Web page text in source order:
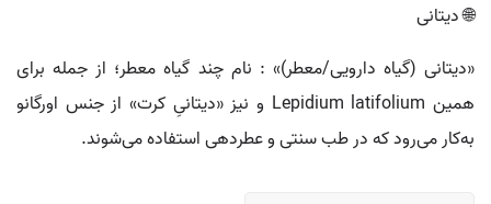
🌐 دیتانی
«دیتانی (گیاه دارویی/معطر)» : نام چند گیاه معطر؛ از جمله برای
همین Lepidium latifolium و نیز «دیتانیِ کرت» از جنس اورگانو
به‌کار می‌رود که در طب سنتی و عطر‌دهی استفاده می‌شوند.